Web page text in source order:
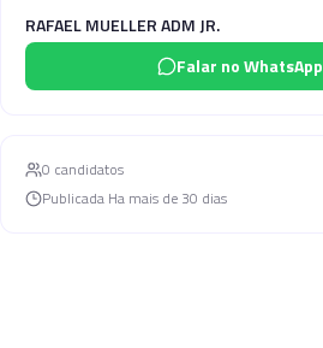
RAFAEL MUELLER ADM JR.
Falar no WhatsApp
0 candidatos
Publicada Ha mais de 30 dias